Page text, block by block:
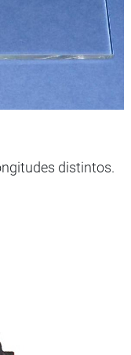
distintos.